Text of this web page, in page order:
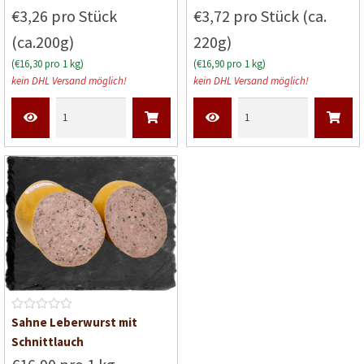
w
e
r
t
i
t
0
o
n
€3,26 pro Stück
(ca.200g)
(€16,30 pro 1 kg)
kein DHL Versand möglich!
w
e
r
t
i
€3,72 pro Stück (ca.
220g)
(€16,90 pro 1 kg)
kein DHL Versand möglich!
B
e
Sahne Leberwurst mit
Schnittlauch